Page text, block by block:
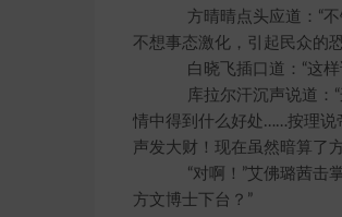
方晴晴点头应道：“不
不想事态激化，引起民众的
白晓飞插口道：“这样
库拉尔汗沉声说道：“
情中得到什么好处……按理说
声发大财！现在虽然暗算了
“对啊！”艾佛璐茜击掌
方文博士下台？”